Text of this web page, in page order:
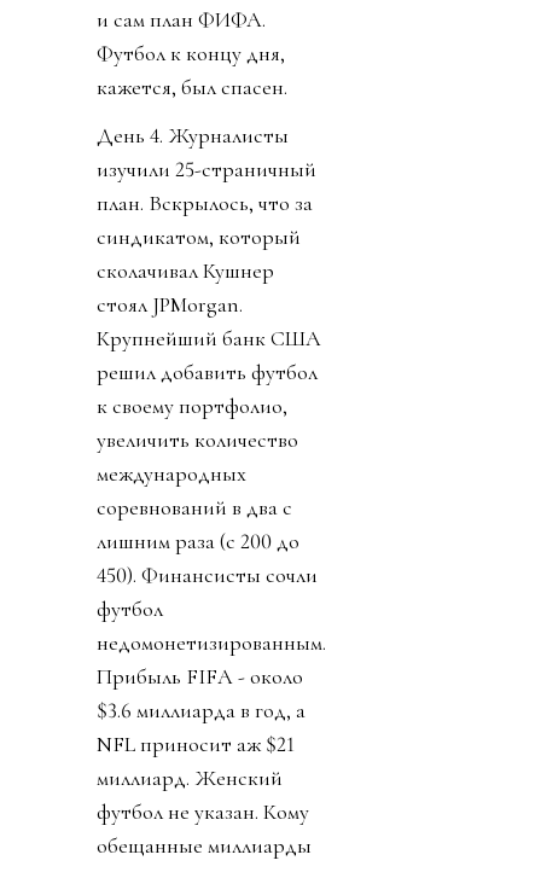
и сам план ФИФА.
Футбол к концу дня,
кажется, был спасен.
День 4. Журналисты
изучили 25-страничный
план. Вскрылось, что за
синдикатом, который
сколачивал Кушнер
стоял JPMorgan.
Крупнейший банк США
решил добавить футбол
к своему портфолио,
увеличить количество
международных
соревнований в два с
лишним раза (с 200 до
450). Финансисты сочли
футбол
недомонетизированным.
Прибыль FIFA - около
$3.6 миллиарда в год, а
NFL приносит аж $21
миллиард. Женский
футбол не указан. Кому
обещанные миллиарды